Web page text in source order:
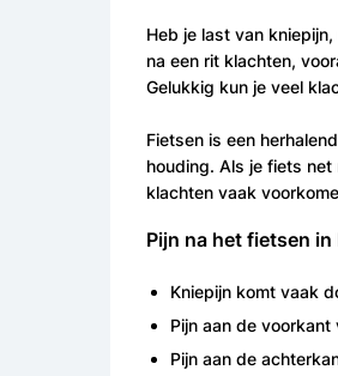
Heb je last van
na een rit klachten,
Gelukkig kun je veel
Fietsen is een
houding. Als je fiets
klachten vaak
Pijn na het fietsen
Kniepijn komt vaak
Pijn aan de
Pijn aan de